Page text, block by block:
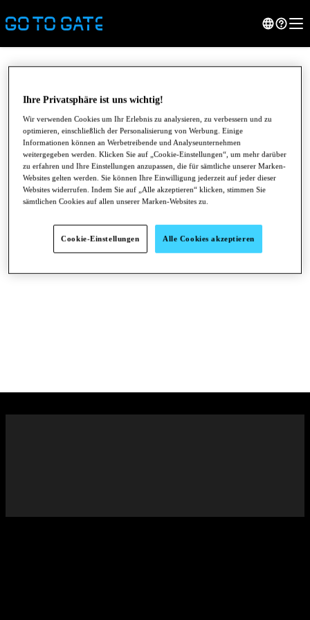
●●●
Ihre Privatsphäre ist uns wichtig!
Wir verwenden Cookies um Ihr Erlebnis zu analysieren, zu verbessern und zu
optimieren, einschließlich der Personalisierung von Werbung. Einige
Informationen können an Werbetreibende und Analyseunternehmen
weitergegeben werden. Klicken Sie auf „Cookie-Einstellungen“, um mehr darüber
zu erfahren und Ihre Einstellungen anzupassen, die für sämtliche unserer Marken-
Websites gelten werden. Sie können Ihre Einwilligung jederzeit auf jeder dieser
Websites widerrufen. Indem Sie auf „Alle akzeptieren“ klicken, stimmen Sie
sämtlichen Cookies auf allen unserer Marken-Websites zu.
Cookie-Einstellungen Alle Cookies akzeptieren